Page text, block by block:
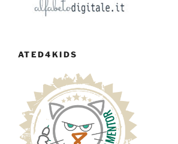
ATED4KIDS